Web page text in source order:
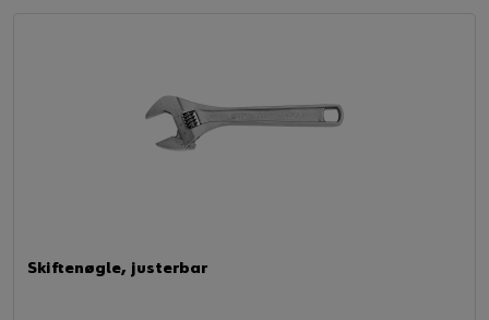
Skiftenøgle, justerbar